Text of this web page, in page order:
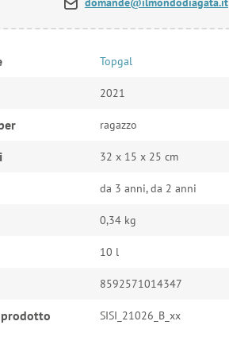
Topgal
2021
ragazzo
32 x 15 x 25 cm
da 3 anni, da 2 anni
0,34 kg
10 l
8592571014347
prodotto SISI_21026_B_xx